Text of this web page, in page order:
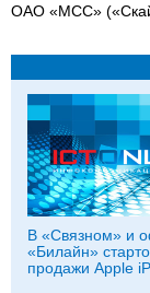
ОАО «МСС» («Скай
В «Связном» и
«Билайн»
продажи Apple